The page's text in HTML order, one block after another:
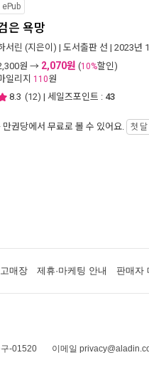
ePub
은 욕망
서린 (지은이) | 도서출판 선 | 2023년
원 → 2,070원 (10%할인)
일리지 110원
8.3 (12) | 세일즈포인트 : 43
만권당에서 무료로 볼 수 있어요. 첫 달
매장 제휴·마케팅 안내 판매자
-01520
이메일